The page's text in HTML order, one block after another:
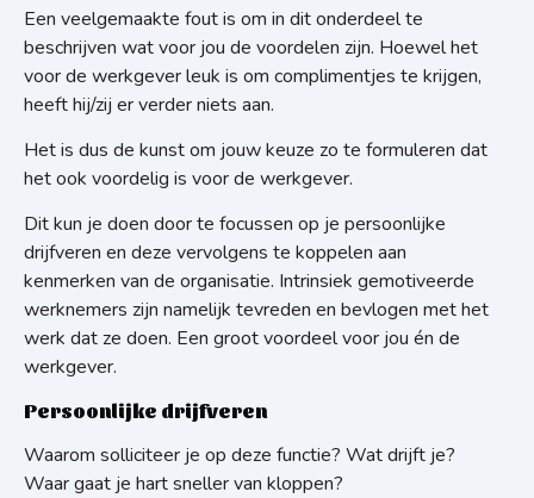
Een veelgemaakte fout is om in dit onderdeel te
beschrijven wat voor jou de voordelen zijn. Hoewel het
voor de werkgever leuk is om complimentjes te krijgen,
heeft hij/zij er verder niets aan.
Het is dus de kunst om jouw keuze zo te formuleren dat
het ook voordelig is voor de werkgever.
Dit kun je doen door te focussen op je persoonlijke
drijfveren en deze vervolgens te koppelen aan
kenmerken van de organisatie. Intrinsiek gemotiveerde
werknemers zijn namelijk tevreden en bevlogen met het
werk dat ze doen. Een groot voordeel voor jou én de
werkgever.
Persoonlijke drijfveren
Waarom solliciteer je op deze functie? Wat drijft je?
Waar gaat je hart sneller van kloppen?